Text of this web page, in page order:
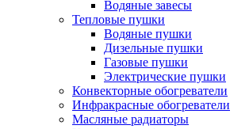
Водяные завесы
Тепловые пушки
Водяные пушки
Дизельные пушки
Газовые пушки
Электрические пушки
Конвекторные обогреватели
Инфракрасные обогреватели
Масляные радиаторы